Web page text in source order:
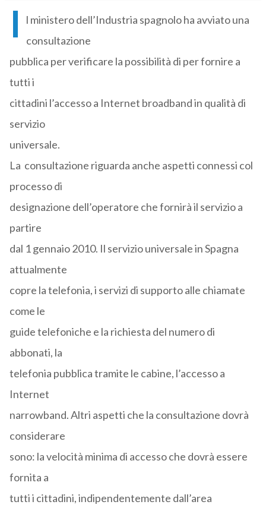
I
l ministero dell’Industria spagnolo ha avviato una
consultazione
pubblica per verificare la possibilità di per fornire a
tutti i
cittadini l’accesso a Internet broadband in qualità di
servizio
universale.
La consultazione riguarda anche aspetti connessi col
processo di
designazione dell’operatore che fornirà il servizio a
partire
dal 1 gennaio 2010. Il servizio universale in Spagna
attualmente
copre la telefonia, i servizi di supporto alle chiamate
come le
guide telefoniche e la richiesta del numero di
abbonati, la
telefonia pubblica tramite le cabine, l’accesso a
Internet
narrowband. Altri aspetti che la consultazione dovrà
considerare
sono: la velocità minima di accesso che dovrà essere
fornita a
tutti i cittadini, indipendentemente dall’area